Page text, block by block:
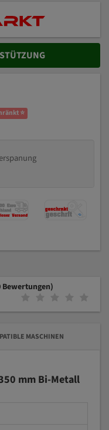
⭐
Bewertungen)
MASCHINEN
mm Bi-Metall